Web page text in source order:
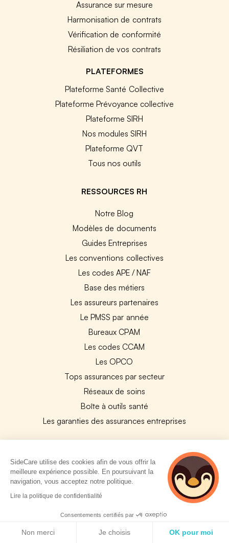
Assurance sur mesure
Harmonisation de contrats
Vérification de conformité
Résiliation de vos contrats
PLATEFORMES
Plateforme Santé Collective
Plateforme Prévoyance collective
Plateforme SIRH
Nos modules SIRH
Plateforme QVT
Tous nos outils
RESSOURCES RH
Notre Blog
Modèles de documents
Guides Entreprises
Les conventions collectives
Les codes APE / NAF
Base des métiers
Les assureurs partenaires
Le PMSS par année
Bureaux CPAM
Les codes CCAM
Les OPCO
Tops assurances par secteur
Réseaux de soins
Boîte à outils santé
Les garanties des assurances entreprises
Experts-Comptables
Assureurs Partenaires
Payfit & SideCare
Lucca & SideCare
Nibelis & SideCare
SideCare utilise des cookies afin de vous offrir la
meilleure expérience possible. En poursuivant la
navigation, vous acceptez notre politique.
Lire la politique de confidentialité
Consentements certifiés par
Non merci Je choisis OK pour moi
3 personnes
consultent
actuellement cette